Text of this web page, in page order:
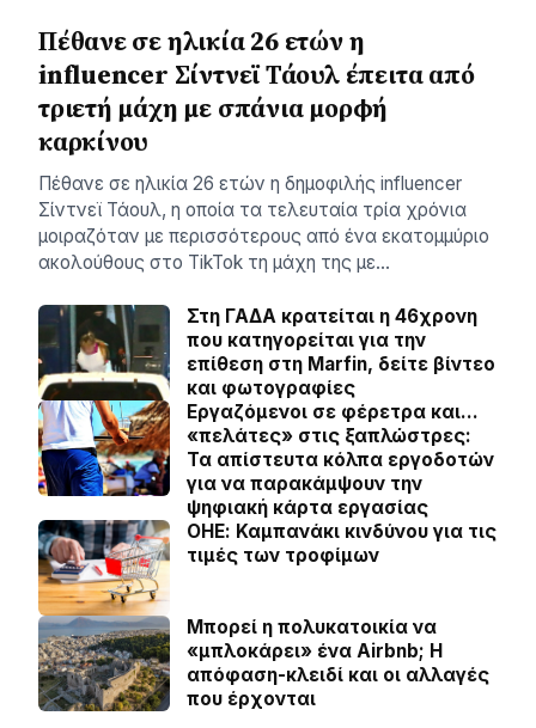
Πέθανε σε ηλικία 26 ετών η
influencer Σίντνεϊ Τάουλ έπειτα από
τριετή μάχη με σπάνια μορφή
καρκίνου
Πέθανε σε ηλικία 26 ετών η δημοφιλής influencer
Σίντνεϊ Τάουλ, η οποία τα τελευταία τρία χρόνια
μοιραζόταν με περισσότερους από ένα εκατομμύριο
ακολούθους στο TikTok τη μάχη της με…
Στη ΓΑΔΑ κρατείται η 46χρονη
που κατηγορείται για την
επίθεση στη Marfin, δείτε βίντεο
και φωτογραφίες
Εργαζόμενοι σε φέρετρα και…
«πελάτες» στις ξαπλώστρες:
Τα απίστευτα κόλπα εργοδοτών
για να παρακάμψουν την
ψηφιακή κάρτα εργασίας
ΟΗΕ: Καμπανάκι κινδύνου για τις
τιμές των τροφίμων
Μπορεί η πολυκατοικία να
«μπλοκάρει» ένα Airbnb; Η
απόφαση-κλειδί και οι αλλαγές
που έρχονται